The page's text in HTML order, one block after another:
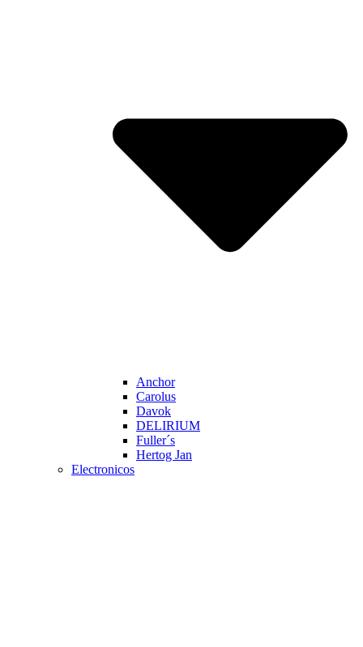
Anchor
Carolus
Davok
DELIRIUM
Fuller´s
Hertog Jan
Electronicos